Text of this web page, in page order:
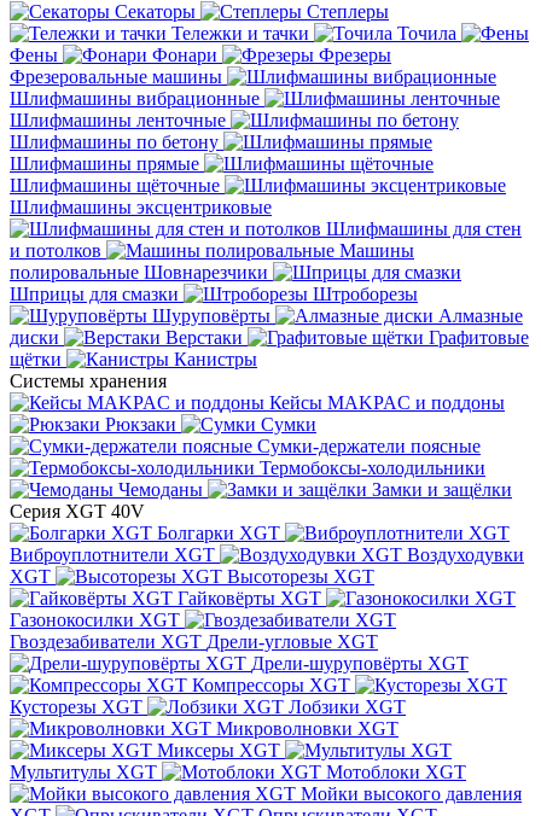
Секаторы
Степлеры
Тележки и тачки
Точила
Фены
Фонари
Фрезеры
Фрезеровальные машины
Шлифмашины вибрационные
Шлифмашины ленточные
Шлифмашины по бетону
Шлифмашины прямые
Шлифмашины щёточные
Шлифмашины эксцентриковые
Шлифмашины для стен
и потолков
Машины
полировальные Шовнарезчики
Шприцы для смазки
Штроборезы
Шуруповёрты
Алмазные
диски
Верстаки
Графитовые
щётки
Канистры
Системы хранения
Кейсы MAKPAC и поддоны
Рюкзаки
Сумки
Сумки-держатели поясные
Термобоксы-холодильники
Чемоданы
Замки и защёлки
Серия XGT 40V
Болгарки XGT
Виброуплотнители XGT
Воздуходувки
XGT
Высоторезы XGT
Гайковёрты XGT
Газонокосилки XGT
Гвоздезабиватели XGT Дрели-угловые XGT
Дрели-шуруповёрты XGT
Компрессоры XGT
Кусторезы XGT
Лобзики XGT
Микроволновки XGT
Миксеры XGT
Мультитулы XGT
Мотоблоки XGT
Мойки высокого давления